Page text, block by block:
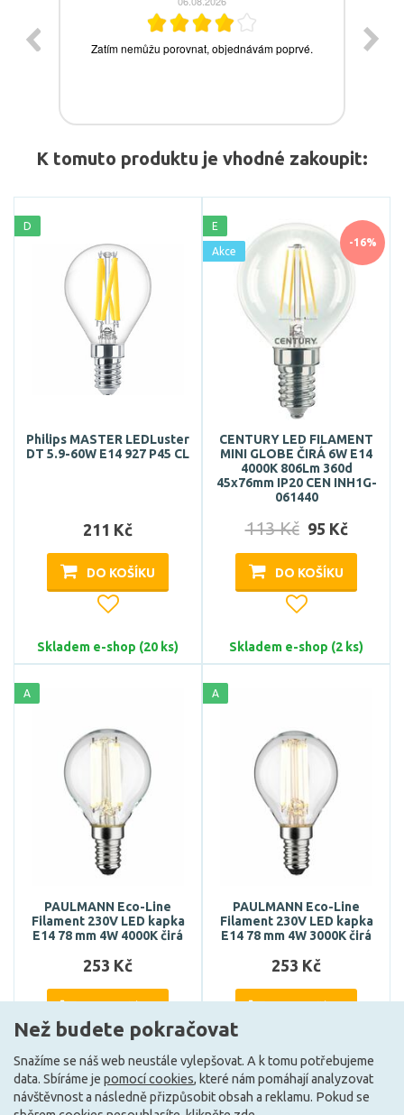
K tomuto produktu je vhodné zakoupit:
D
Philips MASTER LEDLuster
DT 5.9-60W E14 927 P45 CL
211 Kč
DO KOŠÍKU
Skladem e-shop (20 ks)
-16%
E
Akce
CENTURY LED FILAMENT
MINI GLOBE ČIRÁ 6W E14
4000K 806Lm 360d
45x76mm IP20 CEN INH1G-
061440
113 Kč 95 Kč
DO KOŠÍKU
Skladem e-shop (2 ks)
A
PAULMANN Eco-Line
Filament 230V LED kapka
E14 78 mm 4W 4000K čirá
253 Kč
Může být u Vás 17. 8.
A
PAULMANN Eco-Line
Filament 230V LED kapka
E14 78 mm 4W 3000K čirá
253 Kč
Může být u Vás 17. 8.
Než budete pokračovat
Snažíme se náš web neustále vylepšovat. A k tomu potřebujeme
data. Sbíráme je pomocí cookies, které nám pomáhají analyzovat
návštěvnost a následně přizpůsobit obsah a reklamu. Pokud se